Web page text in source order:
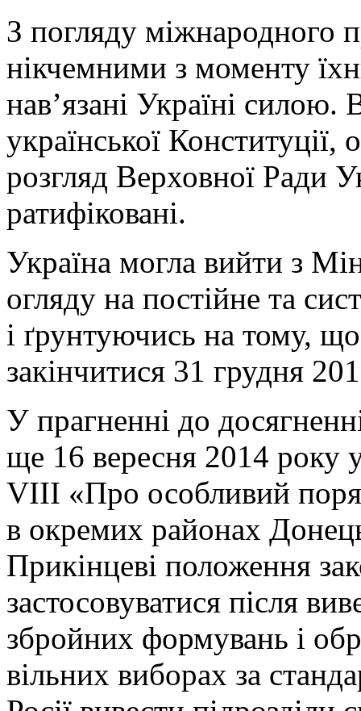
З погляду міжнародного
нікчемними з моменту
нав’язані Україні
української Конституції,
розгляд Верховної Ради
ратифіковані.
Україна могла вийти з
огляду на постійне та
і ґрунтуючись на тому,
закінчитися 31 грудня
У прагненні до
ще 16 вересня 2014 року
VIII «Про особливий
в окремих районах
Прикінцеві положення
застосовуватися після
збройних формувань і
вільних виборах за